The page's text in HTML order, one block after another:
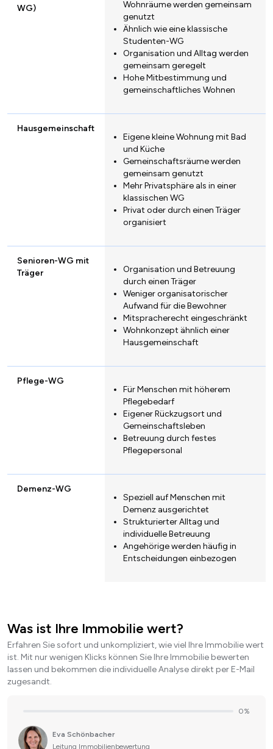
WG)
Wohnräume werden gemeinsam
genutzt
Ähnlich wie eine klassische
Studenten-WG
Organisation und Alltag werden
gemeinsam geregelt
Hohe Mitbestimmung und
gemeinschaftliches Wohnen
Hausgemeinschaft
Eigene kleine Wohnung mit Bad
und Küche
Gemeinschaftsräume werden
gemeinsam genutzt
Mehr Privatsphäre als in einer
klassischen WG
Privat oder durch einen Träger
organisiert
Senioren-WG mit
Träger
Organisation und Betreuung
durch einen Träger
Weniger organisatorischer
Aufwand für die Bewohner
Mitspracherecht eingeschränkt
Wohnkonzept ähnlich einer
Hausgemeinschaft
Pflege-WG
Für Menschen mit höherem
Pflegebedarf
Eigener Rückzugsort und
Gemeinschaftsleben
Betreuung durch festes
Pflegepersonal
Demenz-WG
Speziell auf Menschen mit
Demenz ausgerichtet
Strukturierter Alltag und
individuelle Betreuung
Angehörige werden häufig in
Entscheidungen einbezogen
Was ist Ihre Immobilie wert?
Erfahren Sie sofort und unkompliziert, wie viel Ihre Immobilie wert
ist. Mit nur wenigen Klicks können Sie Ihre Immobilie bewerten
lassen und bekommen die individuelle Analyse direkt per E-Mail
zugesandt.